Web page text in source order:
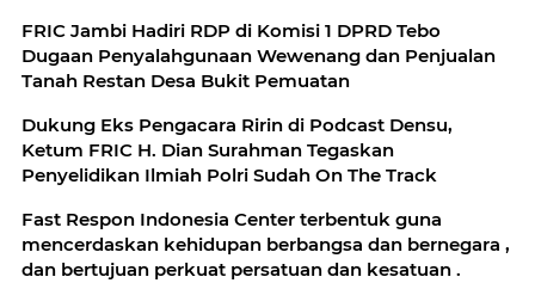
FRIC Jambi Hadiri RDP di Komisi 1 DPRD Tebo
Dugaan Penyalahgunaan Wewenang dan Penjualan
Tanah Restan Desa Bukit Pemuatan
Dukung Eks Pengacara Ririn di Podcast Densu,
Ketum FRIC H. Dian Surahman Tegaskan
Penyelidikan Ilmiah Polri Sudah On The Track
Fast Respon Indonesia Center terbentuk guna
mencerdaskan kehidupan berbangsa dan bernegara ,
dan bertujuan perkuat persatuan dan kesatuan .